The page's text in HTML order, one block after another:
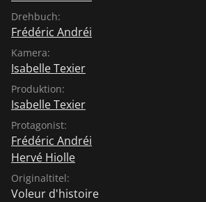
Drehbuch:
Frédéric Andréi
Kamera:
Isabelle Texier
Produktion:
Isabelle Texier
Protagonist:
Frédéric Andréi
Hervé Hiolle
Originaltitel:
Voleur d'histoire